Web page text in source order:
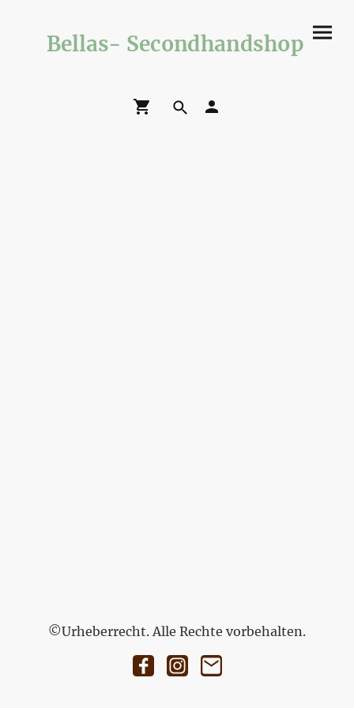
Bellas- Secondhandshop
©Urheberrecht. Alle Rechte vorbehalten.